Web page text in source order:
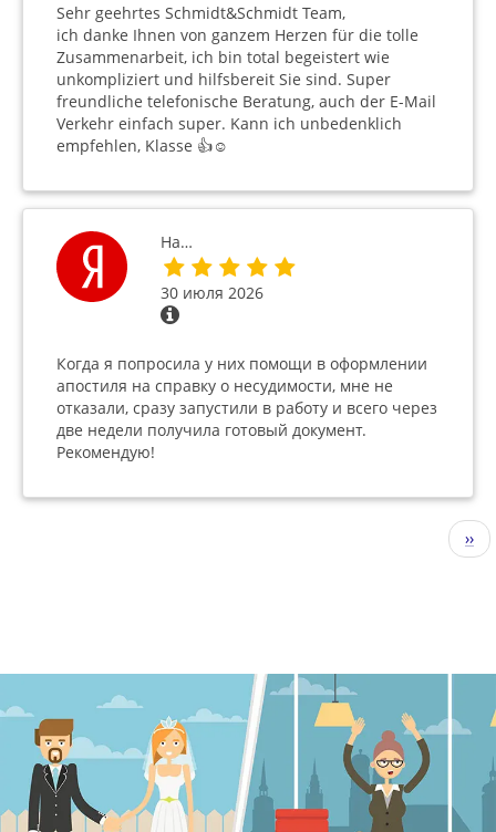
Sehr geehrtes Schmidt&Schmidt Team,
ich danke Ihnen von ganzem Herzen für die tolle
Zusammenarbeit, ich bin total begeistert wie
unkompliziert und hilfsbereit Sie sind. Super
freundliche telefonische Beratung, auch der E-Mail
Verkehr einfach super. Kann ich unbedenklich
empfehlen, Klasse 👍☺️
На…
30 июля 2026
Когда я попросила у них помощи в оформлении
апостиля на справку о несудимости, мне не
отказали, сразу запустили в работу и всего через
две недели получила готовый документ.
Рекомендую!
››